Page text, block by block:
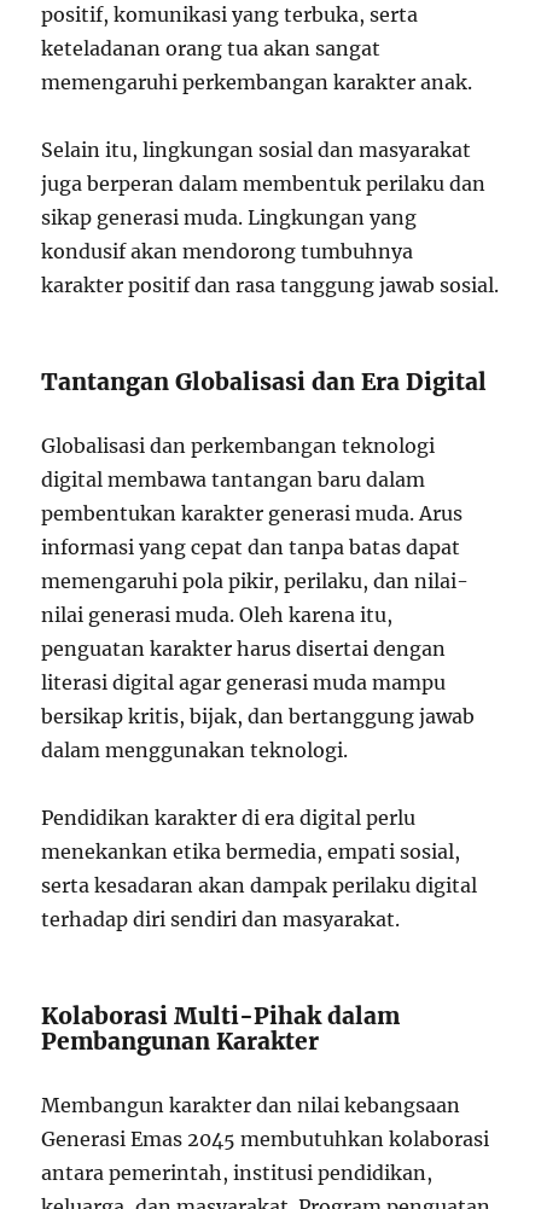
positif, komunikasi yang terbuka, serta
keteladanan orang tua akan sangat
memengaruhi perkembangan karakter anak.
Selain itu, lingkungan sosial dan masyarakat
juga berperan dalam membentuk perilaku dan
sikap generasi muda. Lingkungan yang
kondusif akan mendorong tumbuhnya
karakter positif dan rasa tanggung jawab sosial.
Tantangan Globalisasi dan Era Digital
Globalisasi dan perkembangan teknologi
digital membawa tantangan baru dalam
pembentukan karakter generasi muda. Arus
informasi yang cepat dan tanpa batas dapat
memengaruhi pola pikir, perilaku, dan nilai-
nilai generasi muda. Oleh karena itu,
penguatan karakter harus disertai dengan
literasi digital agar generasi muda mampu
bersikap kritis, bijak, dan bertanggung jawab
dalam menggunakan teknologi.
Pendidikan karakter di era digital perlu
menekankan etika bermedia, empati sosial,
serta kesadaran akan dampak perilaku digital
terhadap diri sendiri dan masyarakat.
Kolaborasi Multi-Pihak dalam
Pembangunan Karakter
Membangun karakter dan nilai kebangsaan
Generasi Emas 2045 membutuhkan kolaborasi
antara pemerintah, institusi pendidikan,